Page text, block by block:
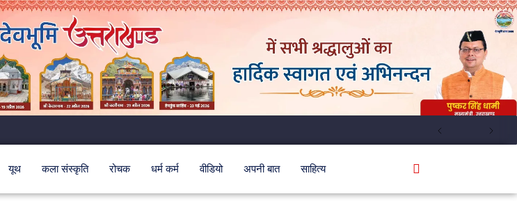
यूथ कला संस्कृति रोचक धर्म कर्म वीडियो अपनी बात साहित्य